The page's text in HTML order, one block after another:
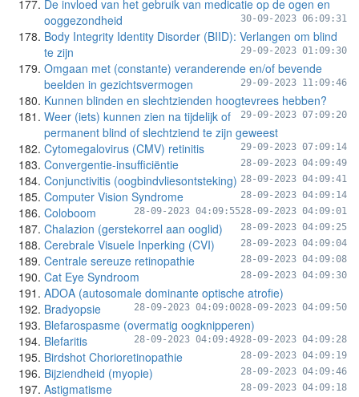
De invloed van het gebruik van medicatie op de ogen en
ooggezondheid
30-09-2023 06:09:31
Body Integrity Identity Disorder (BIID): Verlangen om blind
te zijn
29-09-2023 01:09:30
Omgaan met (constante) veranderende en/of bevende
beelden in gezichtsvermogen
29-09-2023 11:09:46
Kunnen blinden en slechtzienden hoogtevrees hebben?
29-09-2023 07:09:20
Weer (iets) kunnen zien na tijdelijk of
permanent blind of slechtziend te zijn geweest
29-09-2023 07:09:14
Cytomegalovirus (CMV) retinitis
28-09-2023 04:09:49
Convergentie-insufficiëntie
28-09-2023 04:09:41
Conjunctivitis (oogbindvliesontsteking)
28-09-2023 04:09:14
Computer Vision Syndrome
28-09-2023 04:09:01
Coloboom 28-09-2023 04:09:55
Chalazion (gerstekorrel aan ooglid) 28-09-2023 04:09:25
Cerebrale Visuele Inperking (CVI) 28-09-2023 04:09:04
Centrale sereuze retinopathie 28-09-2023 04:09:08
Cat Eye Syndroom 28-09-2023 04:09:30
ADOA (autosomale dominante optische atrofie)
28-09-2023 04:09:50
Bradyopsie 28-09-2023 04:09:00
Blefarospasme (overmatig oogknipperen)
28-09-2023 04:09:28
Blefaritis 28-09-2023 04:09:49
Birdshot Chorioretinopathie 28-09-2023 04:09:19
Bijziendheid (myopie) 28-09-2023 04:09:46
Astigmatisme 28-09-2023 04:09:18